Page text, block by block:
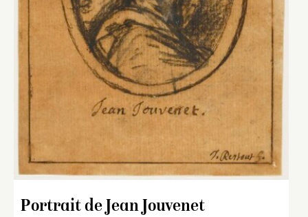
Portrait de Jean Jouvenet